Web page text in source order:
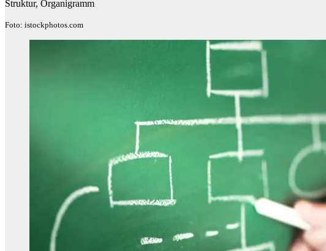
Struktur, Organigramm
Foto: istockphotos.com